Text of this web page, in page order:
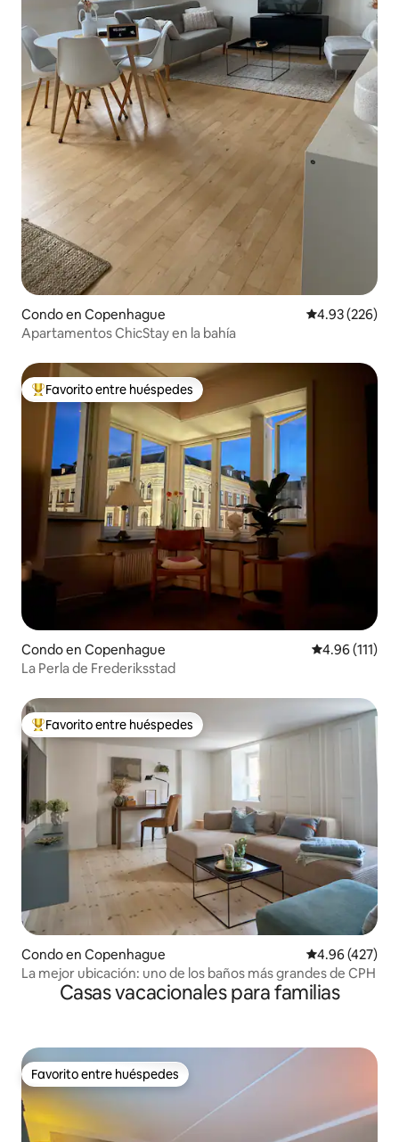
Condo en Copenhague Calificación
4.93 (226)
Apartamentos ChicStay en la bahía
Favorito entre huéspedes preferido
Favorito entre huéspedes
Condo en Copenhague Calificación
4.96 (111)
La Perla de Frederiksstad
Favorito entre huéspedes preferido
Favorito entre huéspedes
Condo en Copenhague Calificación
4.96 (427)
La mejor ubicación: uno de los baños más grandes de CPH
Casas vacacionales para familias
Favorito entre huéspedes
Favorito entre huéspedes